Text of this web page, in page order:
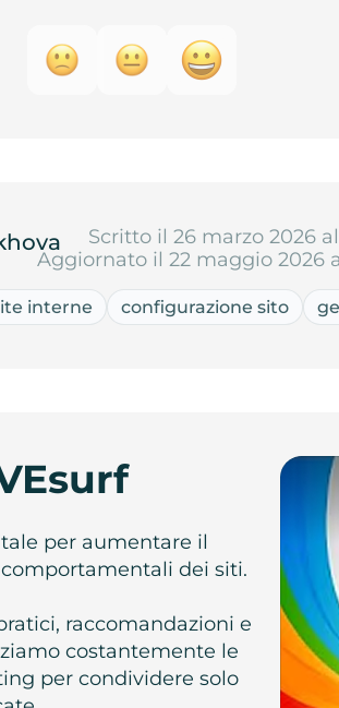
Scritto il 26 marzo 2026
Aggiornato il 22 maggio 2026
interne configurazione sito
per aumentare il
dei siti.
raccomandazioni e
costantemente le
per condividere solo